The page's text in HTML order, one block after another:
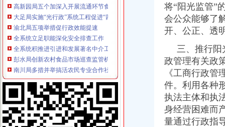
大足局实施“光行政”系统工程促进“四个统一”
渝北局五项举措促行政效能提速
全系统立足职能深化安全排查工作
全系统积推进引进和发展著名中介工作助力内陆开放经济建设
彭水局创新农村食品市场巡查监管机制
南川局多措并举搞活农民专业合作社
高新区局找准流通环节风险点确保《食品安全法》贯彻实施
奉节局四项措施重“限塑”设置市场监督哨
梁平局“四优四求”化作风效能建设
忠县局官坝所远程跟踪助外出创业者注册商标
大足局建立“分类监管”新型监管机制
中外加商标保护研讨会成功召开
将“阳光监管”
会公众能够了
开、公正、透
三、推行阳
政管理有关政
《工商行政
件。利用各种
执法主体和执
身经营困难而
量通过行政指